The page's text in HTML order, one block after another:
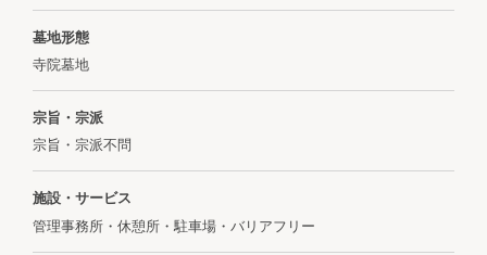
墓地形態
寺院墓地
宗旨・宗派
宗旨・宗派不問
施設・サービス
管理事務所・休憩所・駐車場・バリアフリー